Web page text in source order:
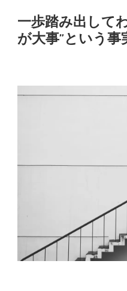
一歩踏み出して
が大事”という事